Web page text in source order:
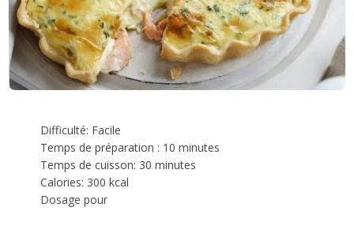
Difficulté: Facile
Temps de préparation : 10 minutes
Temps de cuisson: 30 minutes
Calories: 300 kcal
Dosage pour